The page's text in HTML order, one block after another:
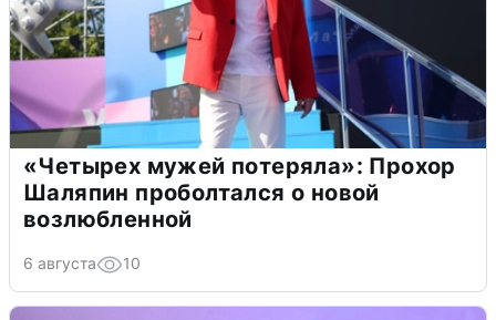
«Четырех мужей потеряла»: Прохор
Шаляпин проболтался о новой
возлюбленной
6 августа 10